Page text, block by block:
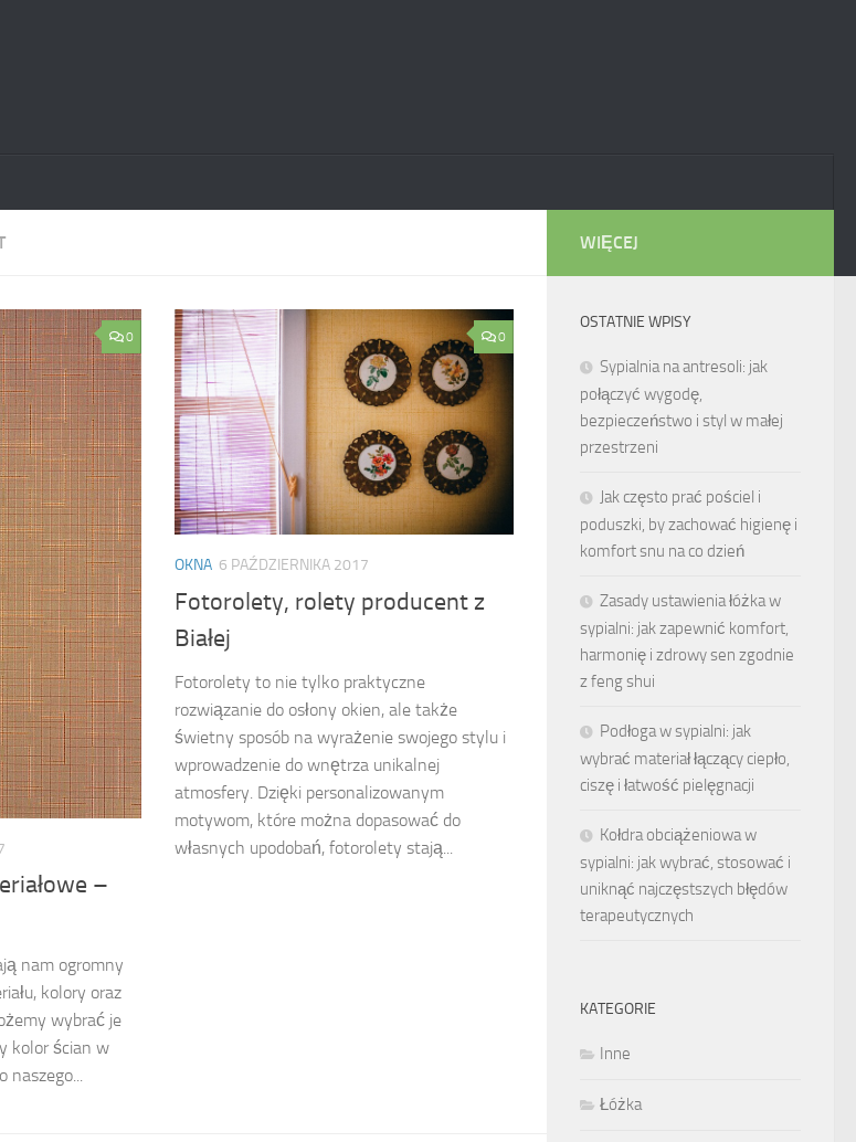
0
–
nam ogromny
kolory oraz
wybrać je
kolor ścian w
naszego...
0
OKNA 6 PAŹDZIERNIKA 2017
Fotorolety, rolety producent z
Białej
Fotorolety to nie tylko praktyczne
rozwiązanie do osłony okien, ale także
świetny sposób na wyrażenie swojego stylu i
wprowadzenie do wnętrza unikalnej
atmosfery. Dzięki personalizowanym
motywom, które można dopasować do
własnych upodobań, fotorolety stają...
WIĘCEJ
OSTATNIE WPISY
Sypialnia na antresoli: jak
połączyć wygodę,
bezpieczeństwo i styl w małej
przestrzeni
Jak często prać pościel i
poduszki, by zachować higienę i
komfort snu na co dzień
Zasady ustawienia łóżka w
sypialni: jak zapewnić komfort,
harmonię i zdrowy sen zgodnie
z feng shui
Podłoga w sypialni: jak
wybrać materiał łączący ciepło,
ciszę i łatwość pielęgnacji
Kołdra obciążeniowa w
sypialni: jak wybrać, stosować i
uniknąć najczęstszych błędów
terapeutycznych
KATEGORIE
Inne
Łóżka